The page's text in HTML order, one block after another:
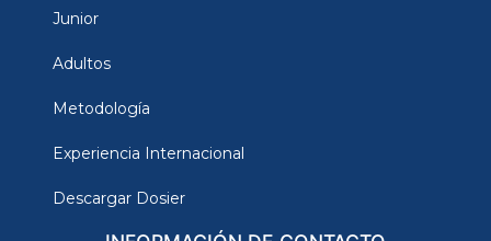
Junior
Adultos
Metodología
Experiencia Internacional
Descargar Dosier